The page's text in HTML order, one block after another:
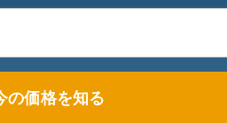
の価格を知る